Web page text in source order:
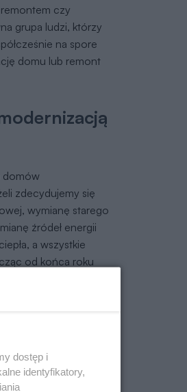
czy
grupa ludzi, którzy
na spore
domu lub remont
domów
zdecydujemy się
wymianę starego
źródeł energii
a wszystkie
od końca roku
na
Narodowego
dostęp i
identyfikatory,